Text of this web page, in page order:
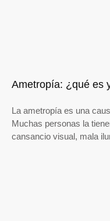
Ametropía: ¿qué es
La ametropía es una
Muchas personas la
cansancio visual, mala